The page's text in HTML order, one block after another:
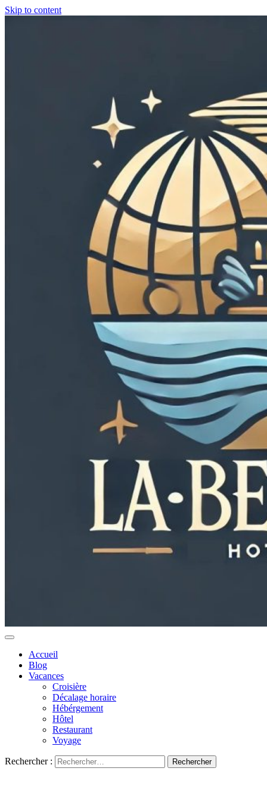
Skip to content
Accueil
Blog
Vacances
Croisière
Décalage horaire
Hébérgement
Hôtel
Restaurant
Voyage
Rechercher :